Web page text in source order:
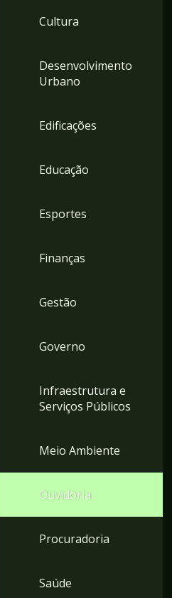
Cultura
Desenvolvimento
Urbano
Edificações
Educação
Esportes
Finanças
Gestão
Governo
Infraestrutura e
Serviços Públicos
Meio Ambiente
Ouvidoria
Procuradoria
Saúde